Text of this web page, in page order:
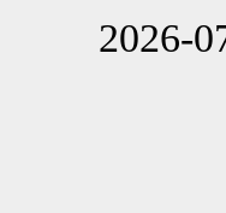
2026-